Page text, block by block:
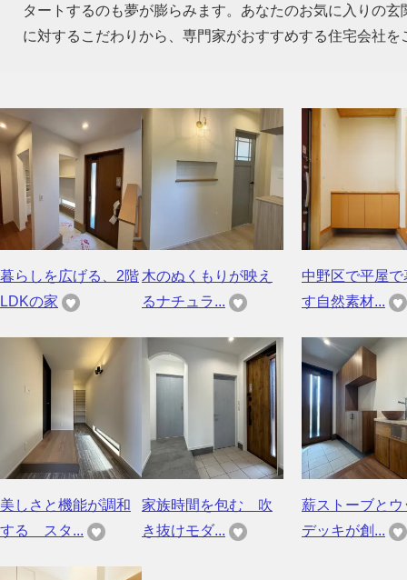
タートするのも夢が膨らみます。あなたのお気に入りの
に対するこだわりから、専門家がおすすめする住宅会社
暮らしを広げる、2階
LDKの家
木のぬくもりが映え
るナチュラ...
中野区で平屋で
す自然素材...
美しさと機能が調和
する スタ...
家族時間を包む 吹
き抜けモダ...
薪ストーブとウ
デッキが創...